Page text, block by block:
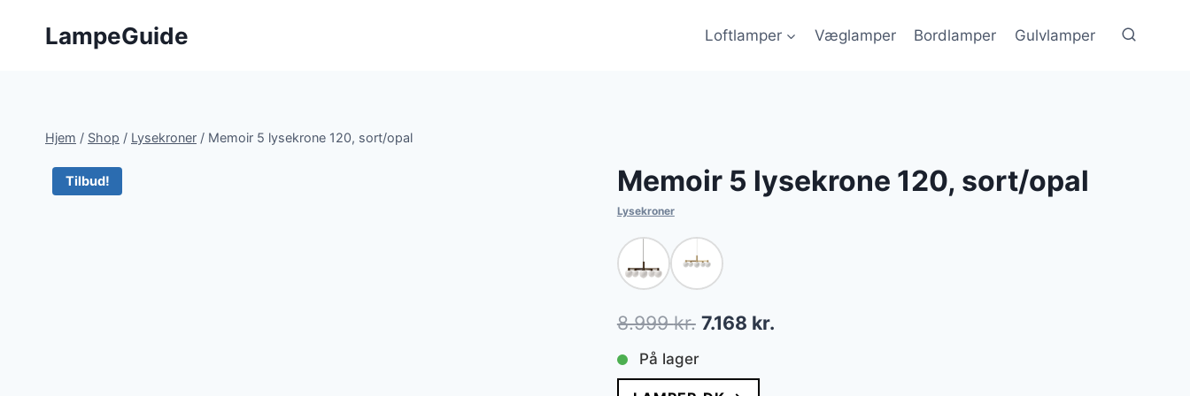
LampeGuide Loftlamper Væglamper Bordlamper Gulvlamper
Hjem / Shop / Lysekroner / Memoir 5 lysekrone 120, sort/opal
Tilbud! Memoir 5 lysekrone 120, sort/opal
Lysekroner
8.999kr. Den
pris
7.168 kr.Den
På lager